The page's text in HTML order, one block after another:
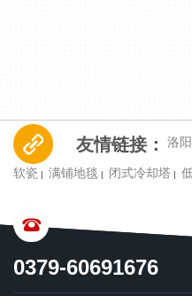
友情链接： 洛
软瓷 | 满铺地毯 | 闭式冷却塔 |
CONTACT US
0379-60691676